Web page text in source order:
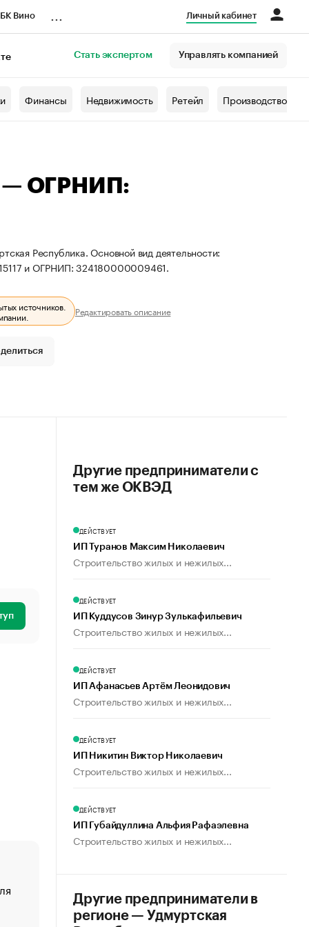
Вино Личный кабинет
Стать экспертом Управлять компанией
Финансы Недвижимость Ретейл Производство
— ОГРНИП:
Республика. Основной вид деятельности:
и ОГРНИП: 324180000009461.
источников.
Редактировать описание
«От спорта тело стареет иначе». Как живет глава
создавшей GTA
Другие предприниматели с
тем же ОКВЭД
ДЕЙСТВУЕТ
ИП Туранов Максим Николаевич
Строительство жилых и нежилых...
ДЕЙСТВУЕТ
ИП Куддусов Зинур Зулькафильевич
Строительство жилых и нежилых...
ДЕЙСТВУЕТ
ИП Афанасьев Артём Леонидович
Строительство жилых и нежилых...
ДЕЙСТВУЕТ
ИП Никитин Виктор Николаевич
Строительство жилых и нежилых...
ДЕЙСТВУЕТ
ИП Губайдуллина Альфия Рафаэлевна
Строительство жилых и нежилых...
Другие предприниматели в
регионе — Удмуртская